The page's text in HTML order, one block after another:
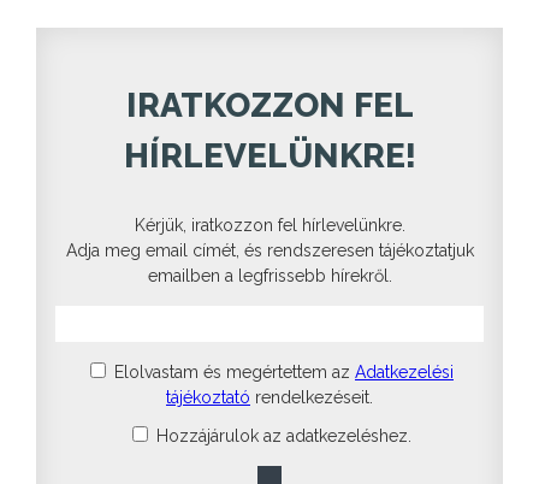
IRATKOZZON FEL
HÍRLEVELÜNKRE!
Kérjük, iratkozzon fel hírlevelünkre.
Adja meg email címét, és rendszeresen tájékoztatjuk
emailben a legfrissebb hírekről.
Elolvastam és megértettem az Adatkezelési
tájékoztató rendelkezéseit.
Hozzájárulok az adatkezeléshez.